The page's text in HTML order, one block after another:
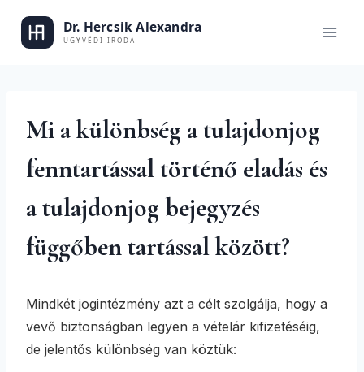
content
Dr.
Mi a különbség a tulajdonjog
fenntartással történő eladás és
a tulajdonjog bejegyzés
függőben tartással között?
Mindkét jogintézmény azt a célt szolgálja, hogy a
vevő biztonságban legyen a vételár kifizetéséig,
de jelentős különbség van köztük: